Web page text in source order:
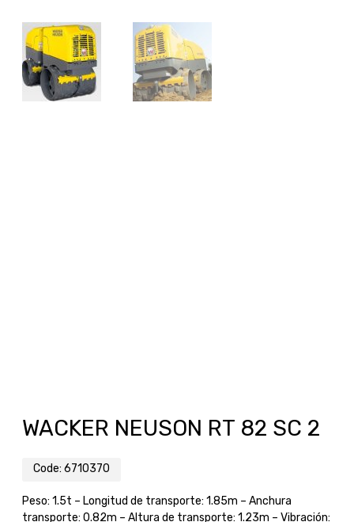
WACKER NEUSON RT 82 SC 2
Code: 6710370
Peso: 1.5t – Longitud de transporte: 1.85m – Anchura
transporte: 0.82m – Altura de transporte: 1.23m – Vibración: